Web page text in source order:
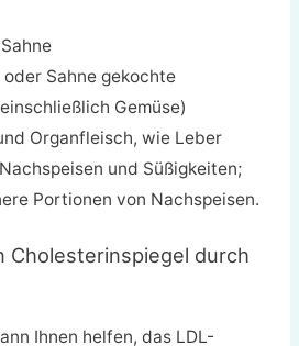
oder Sahne gekochte
Gemüse)
Organfleisch, wie Leber
und Süßigkeiten;
Portionen von Nachspeisen.
Cholesterinspiegel durch
Ihnen helfen, das LDL-